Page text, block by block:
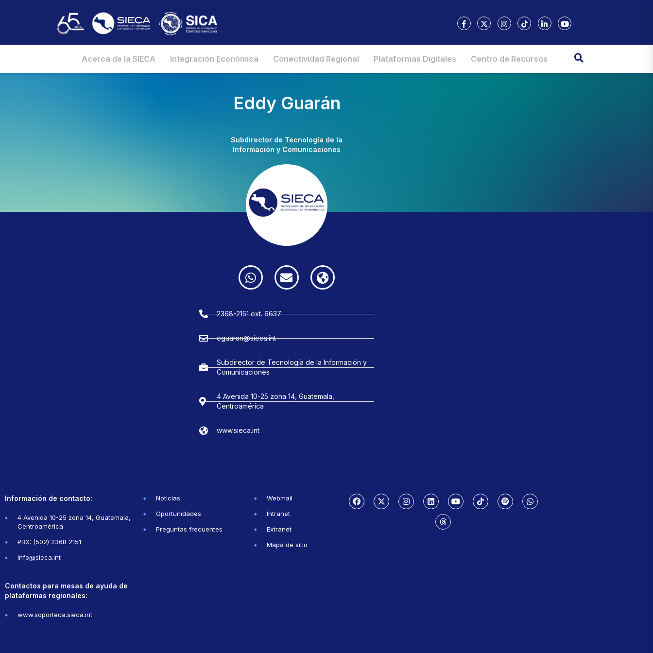
Acerca de la SIECA Integración Económica Conectividad Regional Plataformas Digitales Centro de Recursos
Eddy Guarán​
Subdirector de Tecnología de la
Información y Comunicaciones
2368-2151 ext. 6637
eguaran@sieca.int
Subdirector de Tecnología de la Información y
Comunicaciones
4 Avenida 10-25 zona 14, Guatemala,
Centroamérica
www.sieca.int
Información de contacto:
4 Avenida 10-25 zona 14, Guatemala,
Centroamérica
PBX: (502) 2368 2151
info@sieca.int
Contactos para mesas de ayuda de
plataformas regionales:
www.soporteca.sieca.int
Noticias
Oportunidades
Preguntas frecuentes
Webmail
Intranet
Extranet
Mapa de sitio